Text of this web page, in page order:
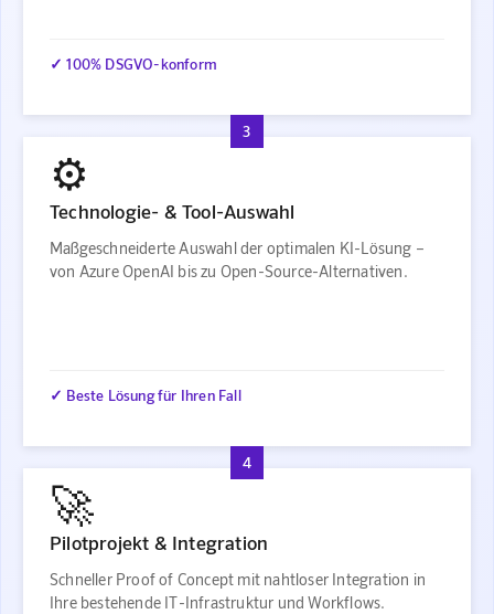
✓ 100% DSGVO-konform
3
⚙️
Technologie- & Tool-Auswahl
Maßgeschneiderte Auswahl der optimalen KI-Lösung –
von Azure OpenAI bis zu Open-Source-Alternativen.
✓ Beste Lösung für Ihren Fall
4
🚀
Pilotprojekt & Integration
Schneller Proof of Concept mit nahtloser Integration in
Ihre bestehende IT-Infrastruktur und Workflows.